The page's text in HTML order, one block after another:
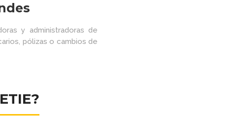
y administradoras de
pólizas o cambios de